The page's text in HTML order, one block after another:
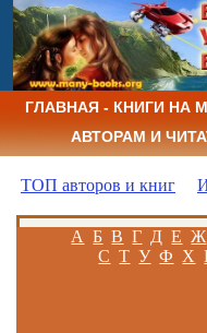
ГЛАВНАЯ - КНИГИ НА
АВТОРАМ И
ТОП авторов и книг
А Б В Г Д Е Ж
С Т У Ф Х